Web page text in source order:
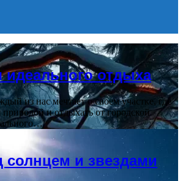
идеального отдыха
из нас мечтает о своем участке, где
и отдыхать от городской
солнцем и звездами